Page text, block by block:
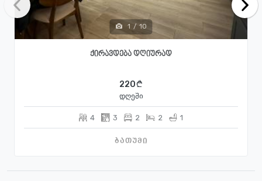
1 / 10
ქირავდება დღიურად
220
დღეში
4 3 2 2 1
ბათუმი